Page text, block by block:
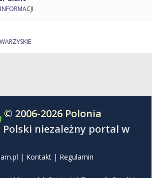
© 2006-2026 Polonia
Polski niezależny portal w
| Kontakt | Regulamin